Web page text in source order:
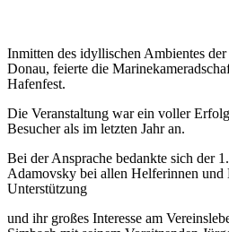
Inmitten des idyllischen Ambientes
Donau, feierte die
Hafenfest.
Die Veranstaltung war ein voller
Besucher als im letzten Jahr an.
Bei der Ansprache bedankte sich der
Adamovsky bei allen Helferinnen
Unterstützung
und ihr großes Interesse am